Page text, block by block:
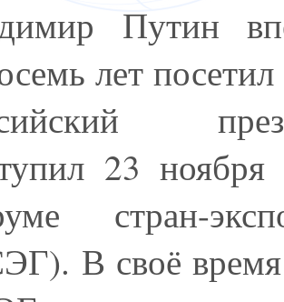
Путин
лет
23 ноября
стран-
В своё время